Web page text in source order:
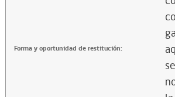
Forma y oportunidad de restitución: